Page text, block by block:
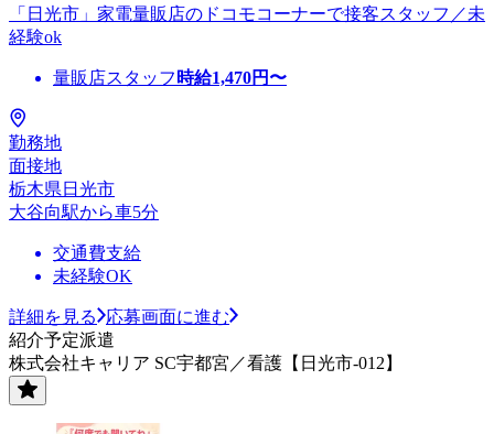
「日光市」家電量販店のドコモコーナーで接客スタッフ／未
経験ok
量販店スタッフ 時給1,470円〜
勤務地
面接地
栃木県日光市
大谷向駅から車5分
交通費支給
未経験OK
詳細を見る
応募画面に進む
紹介予定派遣
株式会社キャリア SC宇都宮／看護【日光市-012】